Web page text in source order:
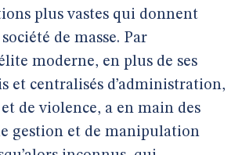
plus vastes qui donnent
de masse. Par
moderne, en plus de ses
et centralisés d’administration,
de violence, a en main des
gestion et de manipulation